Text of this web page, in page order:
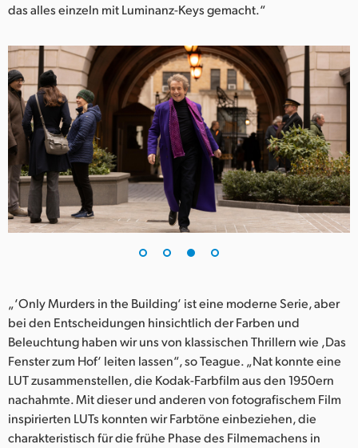
das alles einzeln mit Luminanz-Keys gemacht.“
„‘Only Murders in the Building‘ ist eine moderne Serie, aber
bei den Entscheidungen hinsichtlich der Farben und
Beleuchtung haben wir uns von klassischen Thrillern wie ‚Das
Fenster zum Hof‘ leiten lassen“, so Teague. „Nat konnte eine
LUT zusammenstellen, die Kodak-Farbfilm aus den 1950ern
nachahmte. Mit dieser und anderen von fotografischem Film
inspirierten LUTs konnten wir Farbtöne einbeziehen, die
charakteristisch für die frühe Phase des Filmemachens in